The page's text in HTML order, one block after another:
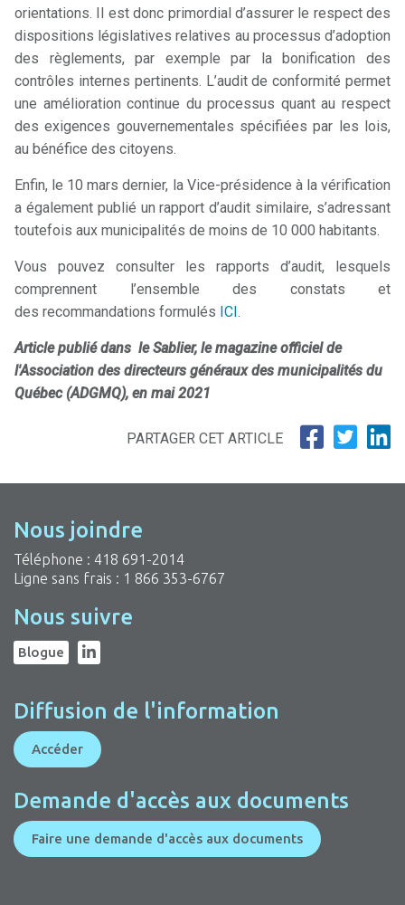
orientations. Il est donc primordial d’assurer le respect des
dispositions législatives relatives au processus d’adoption
des règlements, par exemple par la bonification des
contrôles internes pertinents. L’audit de conformité permet
une amélioration continue du processus quant au respect
des exigences gouvernementales spécifiées par les lois,
au bénéfice des citoyens.
Enfin, le 10 mars dernier, la Vice-présidence à la vérification
a également publié un rapport d’audit similaire, s’adressant
toutefois aux municipalités de moins de 10 000 habitants.
Vous pouvez consulter les rapports d’audit, lesquels
comprennent l’ensemble des constats et
des recommandations formulés ICI
Article publié dans le Sablier, le magazine officiel de
l'Association des directeurs généraux des municipalités du
Québec (ADGMQ), en mai 2021
PARTAGER CET ARTICLE
Nous joindre
Téléphone : 418 691-2014
Ligne sans frais : 1 866 353-6767
Nous suivre
Blogue
Diffusion de l'information
Accéder
Demande d'accès aux documents
Faire une demande d'accès aux documents